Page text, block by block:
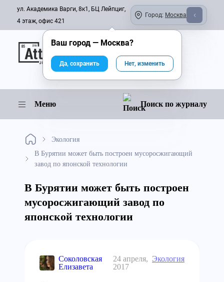
ул. Академика Варги, 8к1, БЦ Лейпциг,
4 этаж, офис 421
Город: Москва
Онлайн-журнал
Меню Поиск по журналу
Экология
В Бурятии может быть построен мусоросжигающий
завод по японской технологии
В Бурятии может быть построен
мусоросжигающий завод по
японской технологии
Соколовская
Елизавета
24 апреля,
2017
Экология
Ваш город — Москва?
Да, сохранить Нет, изменить